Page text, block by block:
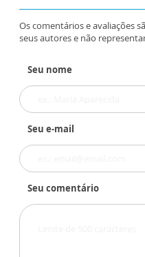
Os comentários e avaliações
seus autores e não
Seu nome
Seu e-mail
Seu comentário